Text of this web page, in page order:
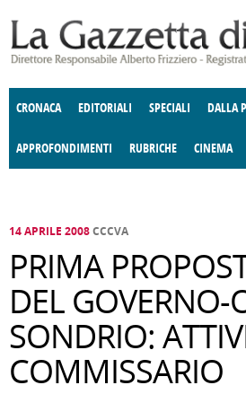
CRONACA EDITORIALI SPECIALI DALLA
APPROFONDIMENTI
E SPETTACOLI POLITICA
RUBRICHE
DELLE IDEE FATTI DELLO SPIRITO
CINEMA
14 APRILE 2008CCCVA
PRIMA
DEL GOVERNO-
SONDRIO:
COMMISSARIO